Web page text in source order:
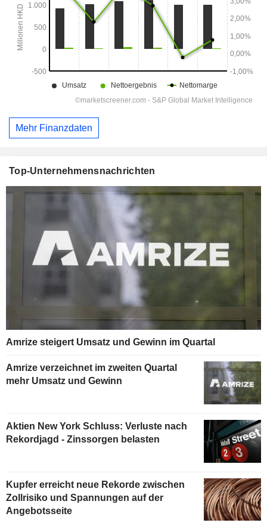
Mehr Finanzdaten
Top-Unternehmensnachrichten
Amrize steigert Umsatz und Gewinn im Quartal
Amrize verzeichnet im zweiten Quartal
mehr Umsatz und Gewinn
Aktien New York Schluss: Verluste nach
Rekordjagd - Zinssorgen belasten
Kupfer erreicht neue Rekorde zwischen
Zollrisiko und Spannungen auf der
Angebotsseite